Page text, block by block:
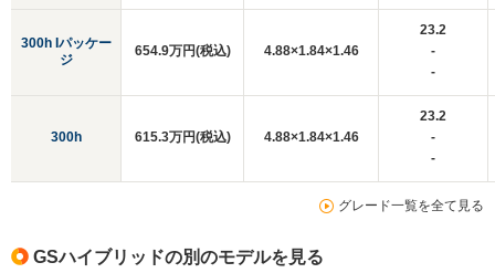
300h Iパッケー
ジ
300h
654.9万円(税込) 4.88×1.84×1.46
23.2
-
-
615.3万円(税込) 4.88×1.84×1.46
23.2
-
-
グレード一覧を全て見る
GSハイブリッドの別のモデルを見る